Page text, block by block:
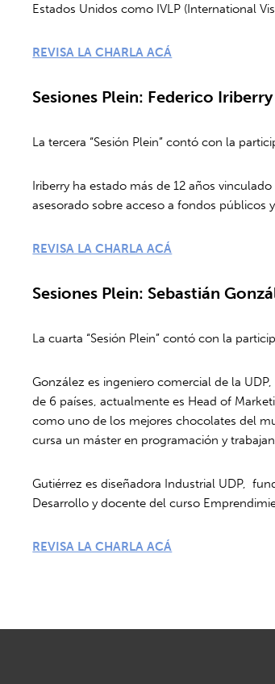
Estados Unidos como IVLP (International
REVISA LA CHARLA ACÁ
Sesiones Plein: Federico Iriberry
La tercera “Sesión Plein” contó con la
Iriberry ha estado más de 12 años
asesorado sobre acceso a fondos públicos
REVISA LA CHARLA ACÁ
Sesiones Plein: Sebastián
La cuarta “Sesión Plein” contó con la
González es ingeniero comercial de la
de 6 países, actualmente es Head of
como uno de los mejores chocolates del
cursa un máster en programación y
Gutiérrez es diseñadora Industrial UDP,
Desarrollo y docente del curso
REVISA LA CHARLA ACÁ